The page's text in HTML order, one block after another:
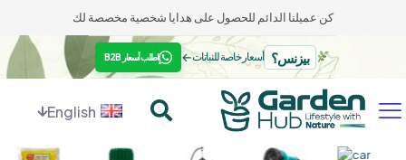
كن عميلنا الدائم للحصول على هدايا شخصية مخصصة لك
بيزنس؟ أسعار خاصة للنباتات← اطلب أسعار B2B
English